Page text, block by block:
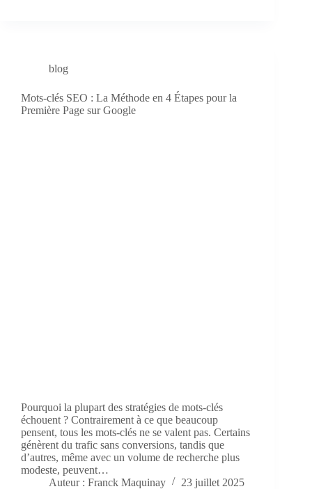
blog
Mots-clés SEO : La Méthode en 4 Étapes pour la
Première Page sur Google
Pourquoi la plupart des stratégies de mots-clés
échouent ? Contrairement à ce que beaucoup
pensent, tous les mots-clés ne se valent pas. Certains
génèrent du trafic sans conversions, tandis que
d’autres, même avec un volume de recherche plus
modeste, peuvent…
Auteur : Franck Maquinay
23 juillet 2025